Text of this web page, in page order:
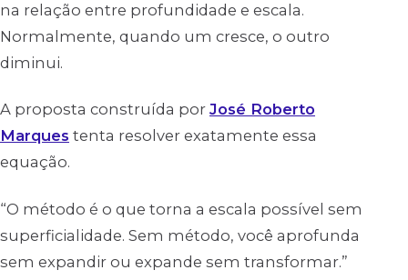
na relação entre profundidade e escala.
Normalmente, quando um cresce, o outro
diminui.
A proposta construída por José Roberto
Marques tenta resolver exatamente essa
equação.
“O método é o que torna a escala possível sem
superficialidade. Sem método, você aprofunda
sem expandir ou expande sem transformar.”